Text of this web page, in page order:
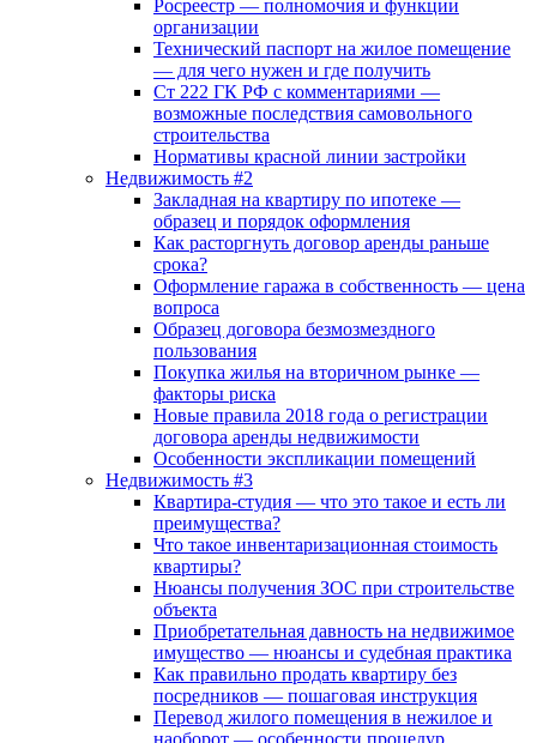
Росреестр — полномочия и функции
организации
Технический паспорт на жилое помещение
— для чего нужен и где получить
Ст 222 ГК РФ с комментариями —
возможные последствия самовольного
строительства
Нормативы красной линии застройки
Недвижимость #2
Закладная на квартиру по ипотеке —
образец и порядок оформления
Как расторгнуть договор аренды раньше
срока?
Оформление гаража в собственность — цена
вопроса
Образец договора безмозмездного
пользования
Покупка жилья на вторичном рынке —
факторы риска
Новые правила 2018 года о регистрации
договора аренды недвижимости
Особенности экспликации помещений
Недвижимость #3
Квартира-студия — что это такое и есть ли
преимущества?
Что такое инвентаризационная стоимость
квартиры?
Нюансы получения ЗОС при строительстве
объекта
Приобретательная давность на недвижимое
имущество — нюансы и судебная практика
Как правильно продать квартиру без
посредников — пошаговая инструкция
Перевод жилого помещения в нежилое и
наоборот — особенности процедур